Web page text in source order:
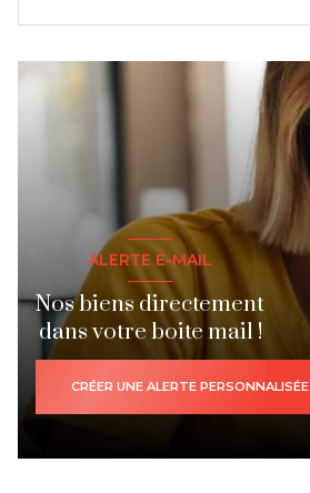
ALERTE E-MAIL
Nos biens directement
dans votre boite mail !
CRÉER UNE ALERTE PERSONNALISÉE